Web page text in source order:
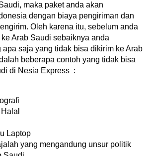
maka paket anda akan
dengan biaya pengiriman dan
Oleh karena itu, sebelum anda
Arab Saudi sebaiknya anda
apa saja yang tidak bisa dikirim ke Arab
beberapa contoh yang tidak bisa
di Nesia Express :
Laptop
yang mengandung unsur politik